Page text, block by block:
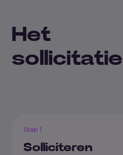
Het
Stap 1
Solliciteren